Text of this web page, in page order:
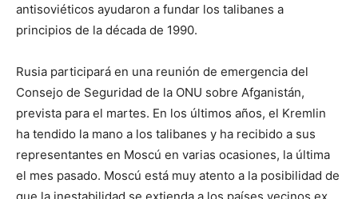
antisoviéticos ayudaron a fundar los talibanes a
principios de la década de 1990.
Rusia participará en una reunión de emergencia del
Consejo de Seguridad de la ONU sobre Afganistán,
prevista para el martes. En los últimos años, el Kremlin
ha tendido la mano a los talibanes y ha recibido a sus
representantes en Moscú en varias ocasiones, la última
el mes pasado. Moscú está muy atento a la posibilidad de
que la inestabilidad se extienda a los países vecinos ex